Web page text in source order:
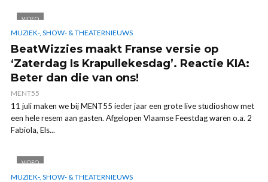
VIDEO
MUZIEK-, SHOW- & THEATERNIEUWS
BeatWizzies maakt Franse versie op
‘Zaterdag Is Krapullekesdag’. Reactie KIA:
Beter dan die van ons!
MENT55
11 juli maken we bij MENT55 ieder jaar een grote live studioshow met
een hele resem aan gasten. Afgelopen Vlaamse Feestdag waren o.a. 2
Fabiola, Els...
VIDEO
MUZIEK-, SHOW- & THEATERNIEUWS